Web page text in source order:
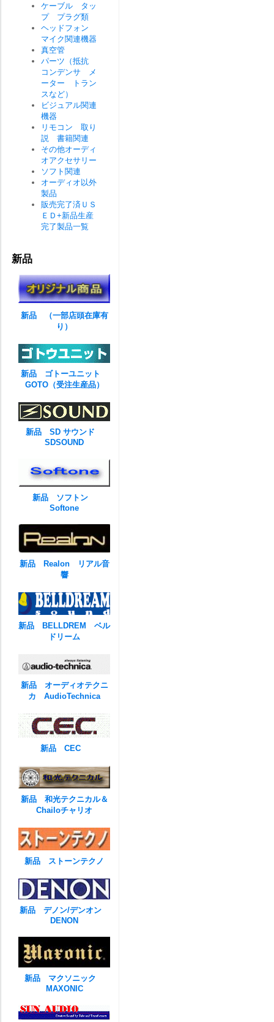
ケーブル タッ
プ プラグ類
ヘッドフォン
マイク関連機器
真空管
パーツ（抵抗
コンデンサ メ
ーター トラン
スなど）
ビジュアル関連
機器
リモコン 取り
説 書籍関連
その他オーディ
オアクセサリー
ソフト関連
オーディオ以外
製品
販売完了済ＵＳ
ＥＤ+新品生産
完了製品一覧
新品
新品 （一部店頭在庫有
り）
新品 ゴトーユニット
GOTO（受注生産品）
新品 SD サウンド
SDSOUND
新品 ソフトン
Softone
新品 Realon リアル音
響
新品 BELLDREM ベル
ドリーム
新品 オーディオテクニ
カ AudioTechnica
新品 CEC
新品 和光テクニカル＆
Chailoチャリオ
新品 ストーンテクノ
新品 デノン/デンオン
DENON
新品 マクソニック
MAXONIC